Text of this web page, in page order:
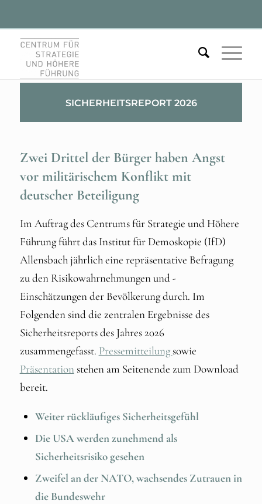
SICHERHEITSREPORT 2026
Zwei Drittel der Bürger haben Angst
vor militärischem Konflikt mit
deutscher Beteiligung
Im Auftrag des Centrums für Strategie und Höhere
Führung führt das Institut für Demoskopie (IfD)
Allensbach jährlich eine repräsentative Befragung
zu den Risikowahrnehmungen und -
Einschätzungen der Bevölkerung durch. Im
Folgenden sind die zentralen Ergebnisse des
Sicherheitsreports des Jahres 2026
zusammengefasst. Pressemitteilung sowie
Präsentation stehen am Seitenende zum Download
bereit.
Weiter rückläufiges Sicherheitsgefühl
Die USA werden zunehmend als
Sicherheitsrisiko gesehen
Zweifel an der NATO, wachsendes Zutrauen in
die Bundeswehr